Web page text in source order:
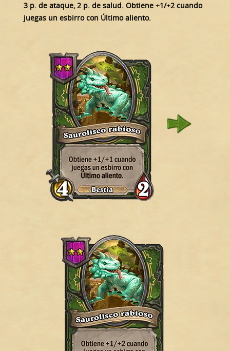
3 p. de ataque, 2 p. de salud. Obtiene +1/+2 cuando
juegas un esbirro con Último aliento.